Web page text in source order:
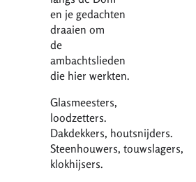
en je gedachten
draaien om
de
ambachtslieden
die hier werkten.
Glasmeesters,
loodzetters.
Dakdekkers, houtsnijders.
Steenhouwers, touwslagers,
klokhijsers.